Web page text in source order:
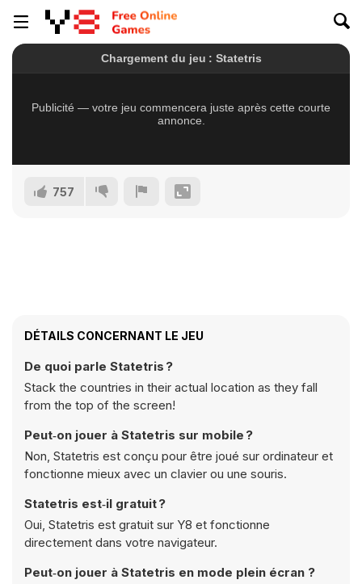
757
DÉTAILS CONCERNANT LE JEU
De quoi parle Statetris ?
Stack the countries in their actual location as they fall
from the top of the screen!
Peut‑on jouer à Statetris sur mobile ?
Non, Statetris est conçu pour être joué sur ordinateur et
fonctionne mieux avec un clavier ou une souris.
Statetris est‑il gratuit ?
Oui, Statetris est gratuit sur Y8 et fonctionne
directement dans votre navigateur.
Peut‑on jouer à Statetris en mode plein écran ?